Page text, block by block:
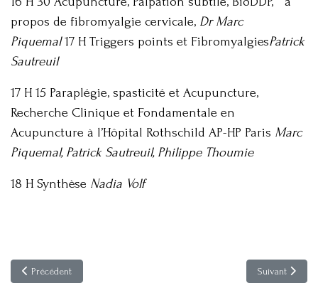
propos de fibromyalgie cervicale, Dr Marc
Piquemal17 H Triggers points et FibromyalgiesPatrick
Sautreuil
17 H 15 Paraplégie, spasticité et Acupuncture,
Recherche Clinique et Fondamentale en
Acupuncture à l’Hôpital Rothschild AP-HP Paris Marc
Piquemal, Patrick Sautreuil, Philippe Thoumie
18 H Synthèse Nadia Volf
Article précédent : XIIIes journées de la FA.FOR.MEC à Lille
Précédent Article suivant
Suivant